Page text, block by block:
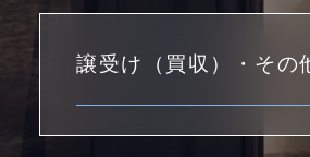
譲受け（買収）・その